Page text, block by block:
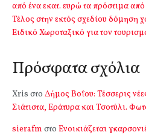
από ένα εκατ. ευρώ τα πρόστιμα
Τέλος στην εκτός σχεδίου δόμηση
Ειδικό Χωροταξικό για τον
Πρόσφατα σχόλια
Xris στο Δήμος Βοΐου: Τέσσερις
Σιάτιστα, Εράτυρα και Τσοτύλι.
sierafm στο Ενοικιάζεται